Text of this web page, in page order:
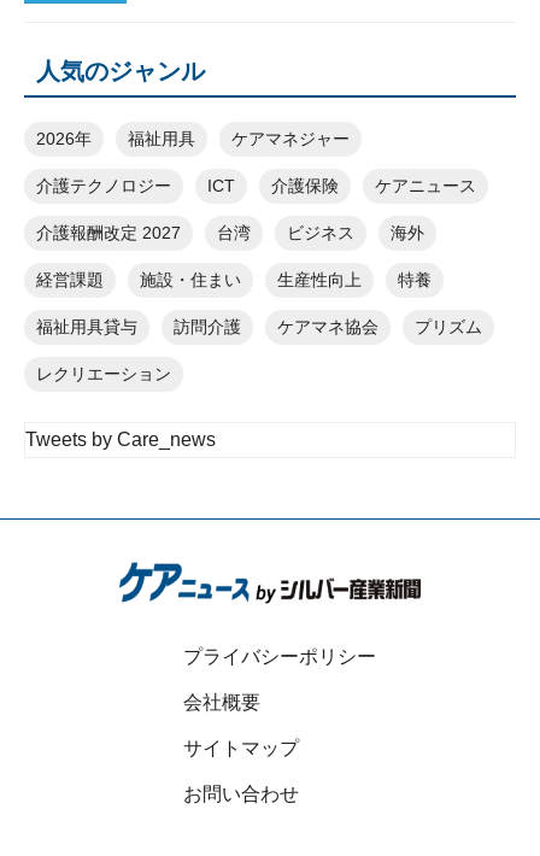
人気のジャンル
2026年 福祉用具 ケアマネジャー
介護テクノロジー ICT 介護保険 ケアニュース
介護報酬改定 2027 台湾 ビジネス 海外
経営課題 施設・住まい 生産性向上 特養
福祉用具貸与 訪問介護 ケアマネ協会 プリズム
レクリエーション
Tweets by Care_news
プライバシーポリシー
会社概要
サイトマップ
お問い合わせ